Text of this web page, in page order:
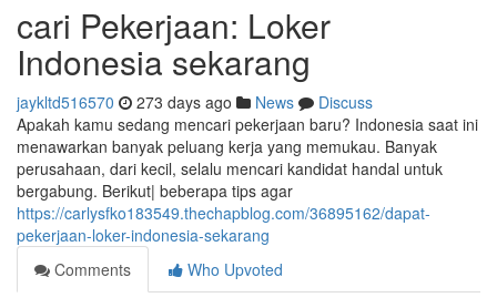
cari Pekerjaan: Loker
Indonesia sekarang
jaykltd516570 273 days ago News
Discuss
Apakah kamu sedang mencari pekerjaan baru? Indonesia saat ini
menawarkan banyak peluang kerja yang memukau. Banyak
perusahaan, dari kecil, selalu mencari kandidat handal untuk
bergabung. Berikut| beberapa tips agar
https://carlysfko183549.thechapblog.com/36895162/dapat-
pekerjaan-loker-indonesia-sekarang
Comments
Who Upvoted